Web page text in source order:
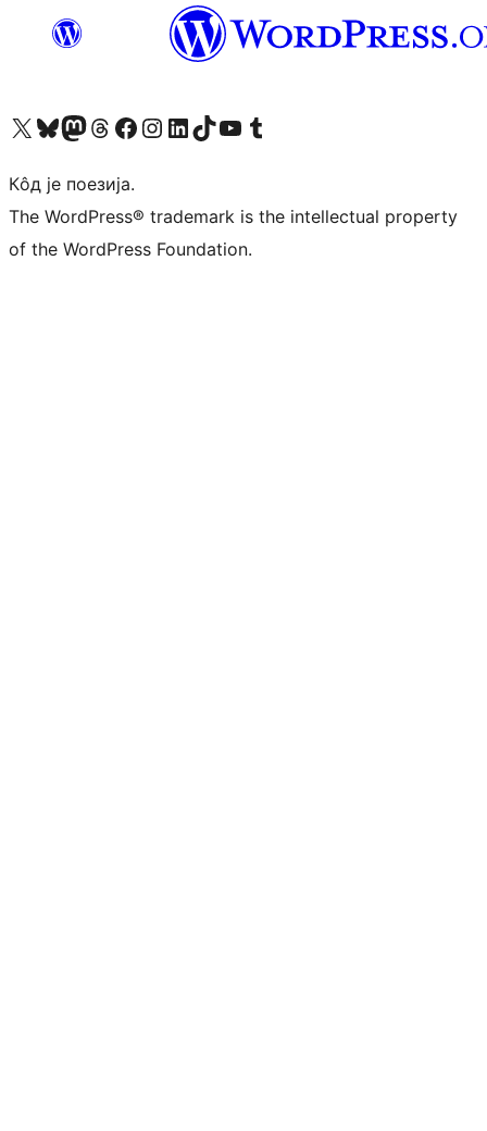
Visit our X (formerly Twitter) account
Посетите наш Bluesky налог
Visit our Mastodon account
Посетите наш налог на Threads-у Visit our Facebook page
Посетите наш Инстаграм налог
Visit our LinkedIn account
Посетите наш TikTok налог
Visit our YouTube channel
Посетите наш Tumblr налог
Кôд је поезија.
The WordPress® trademark is the intellectual property
of the WordPress Foundation.